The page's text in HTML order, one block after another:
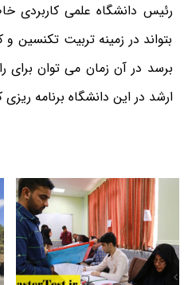
رئیس دانشگاه علمی کاربردی
بتواند در زمینه تربیت تکنسین و
برسد در آن زمان می توان برای
ارشد در این دانشگاه برنامه ریزی